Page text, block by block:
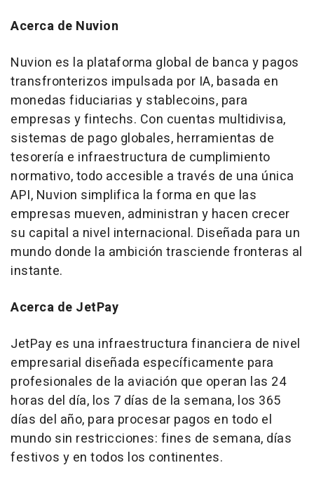
Acerca de Nuvion
Nuvion es la plataforma global de banca y pagos
transfronterizos impulsada por IA, basada en
monedas fiduciarias y stablecoins, para
empresas y fintechs. Con cuentas multidivisa,
sistemas de pago globales, herramientas de
tesorería e infraestructura de cumplimiento
normativo, todo accesible a través de una única
API, Nuvion simplifica la forma en que las
empresas mueven, administran y hacen crecer
su capital a nivel internacional. Diseñada para un
mundo donde la ambición trasciende fronteras al
instante.
Acerca de JetPay
JetPay es una infraestructura financiera de nivel
empresarial diseñada específicamente para
profesionales de la aviación que operan las 24
horas del día, los 7 días de la semana, los 365
días del año, para procesar pagos en todo el
mundo sin restricciones: fines de semana, días
festivos y en todos los continentes.